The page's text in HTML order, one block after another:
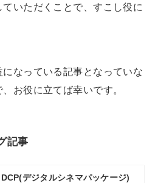
いただくことで、すこし役に
なっている記事となっていな
お役に立てば幸いです。
記事
DCP(デジタルシネマパッケージ)